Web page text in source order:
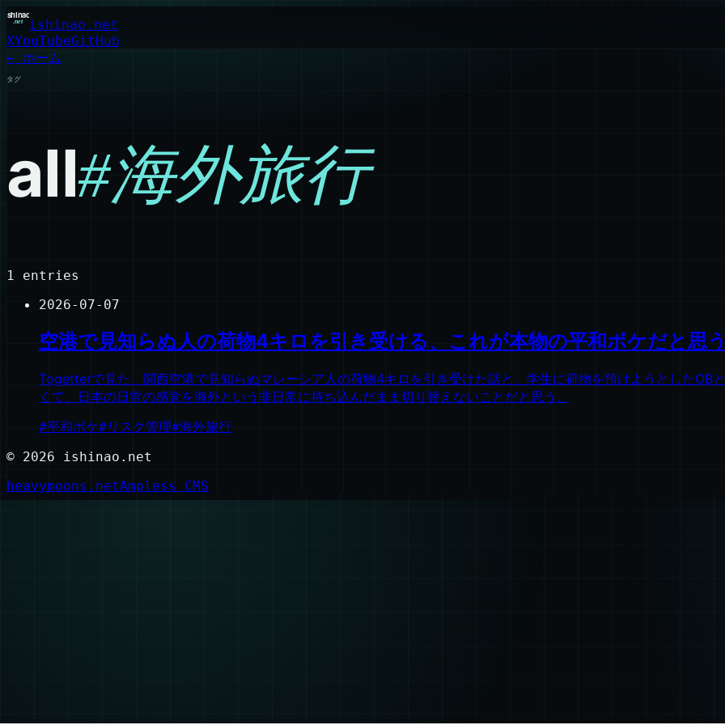
ishinao.net
XYouTubeGitHub
← ホーム
タグ
all#海外旅行
1 entries
2026-07-07
空港で見知らぬ人の荷物4キロを引き受ける、これが本物の平和ボケだと思
Togetterで見た、関西空港で見知らぬマレーシア人の荷物4キロを引き受けた話と、学生に荷物を預けようとしたOB
くて、日本の日常の感覚を海外という非日常に持ち込んだまま切り替えないことだと思う。
#平和ボケ#リスク管理#海外旅行
© 2026
ishinao.net
heavymoons.netAmpless CMS